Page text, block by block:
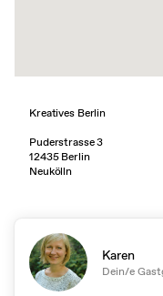
Kreatives Berlin
Puderstrasse 3
12435 Berlin
Neukölln
Karen
Dein/e